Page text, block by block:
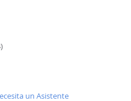
un Asistente